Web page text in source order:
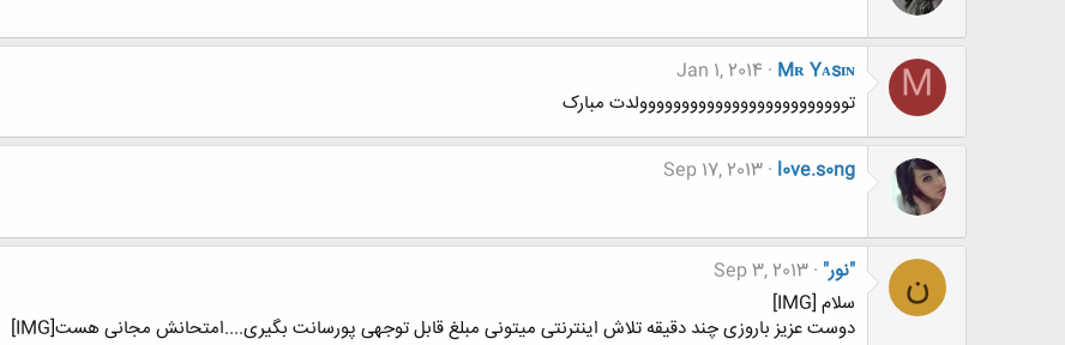
M
Mʀ Yᴀsɪɴ
Jan 1, 2014
تووووووووووووووووووووووووولدت مبارک
l0ve.s0ng
Sep 17, 2013
ن "نور" Sep 3, 2013
سلام [IMG]
دوست عزیز باروزی چند دقیقه تلاش اینترنتی میتونی مبلغ قابل توجهی پورسانت بگیری....امتحانش مجانی هست[IMG]